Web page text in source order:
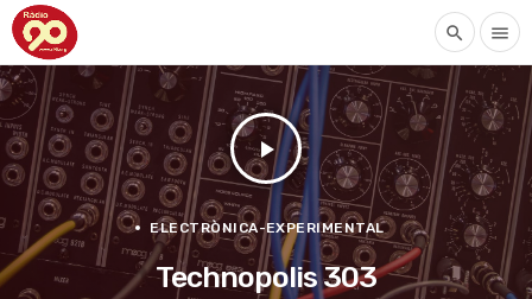
search menu
play_arrow
ELECTRÒNICA-EXPERIMENTAL
Technopolis 303